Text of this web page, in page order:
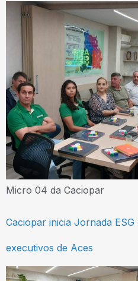
Micro 04 da Caciopar
Caciopar inicia Jornada
executivos de Aces